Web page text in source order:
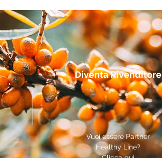
Diventa Rivenditore
Vuoi essere Partner
Healthy Line?